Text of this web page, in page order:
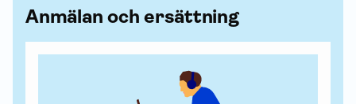
Anmälan och ersättning